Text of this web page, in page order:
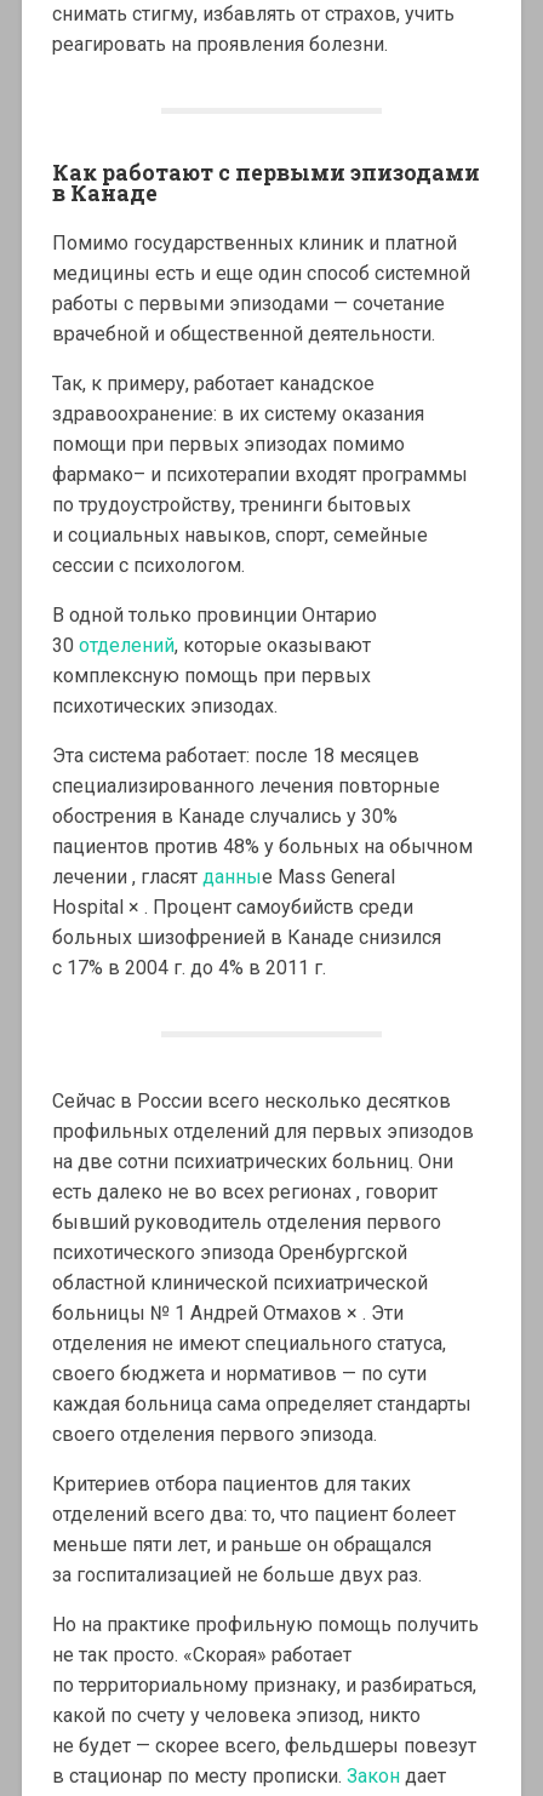
снимать стигму, избавлять от страхов, учить
реагировать на проявления болезни.
Как работают с первыми эпизодами
в Канаде
Помимо государственных клиник и платной
медицины есть и еще один способ системной
работы с первыми эпизодами — сочетание
врачебной и общественной деятельности.
Так, к примеру, работает канадское
здравоохранение: в их систему оказания
помощи при первых эпизодах помимо
фармако– и психотерапии входят программы
по трудоустройству, тренинги бытовых
и социальных навыков, спорт, семейные
сессии с психологом.
В одной только провинции Онтарио
30 отделений, которые оказывают
комплексную помощь при первых
психотических эпизодах.
Эта система работает: после 18 месяцев
специализированного лечения повторные
обострения в Канаде случались у 30%
пациентов против 48% у больных на обычном
лечении , гласят данные Mass General
Hospital × . Процент самоубийств среди
больных шизофренией в Канаде снизился
с 17% в 2004 г. до 4% в 2011 г.
Сейчас в России всего несколько десятков
профильных отделений для первых эпизодов
на две сотни психиатрических больниц. Они
есть далеко не во всех регионах , говорит
бывший руководитель отделения первого
психотического эпизода Оренбургской
областной клинической психиатрической
больницы № 1 Андрей Отмахов × . Эти
отделения не имеют специального статуса,
своего бюджета и нормативов — по сути
каждая больница сама определяет стандарты
своего отделения первого эпизода.
Критериев отбора пациентов для таких
отделений всего два: то, что пациент болеет
меньше пяти лет, и раньше он обращался
за госпитализацией не больше двух раз.
Но на практике профильную помощь получить
не так просто. «Скорая» работает
по территориальному признаку, и разбираться,
какой по счету у человека эпизод, никто
не будет — скорее всего, фельдшеры повезут
в стационар по месту прописки. Закондает